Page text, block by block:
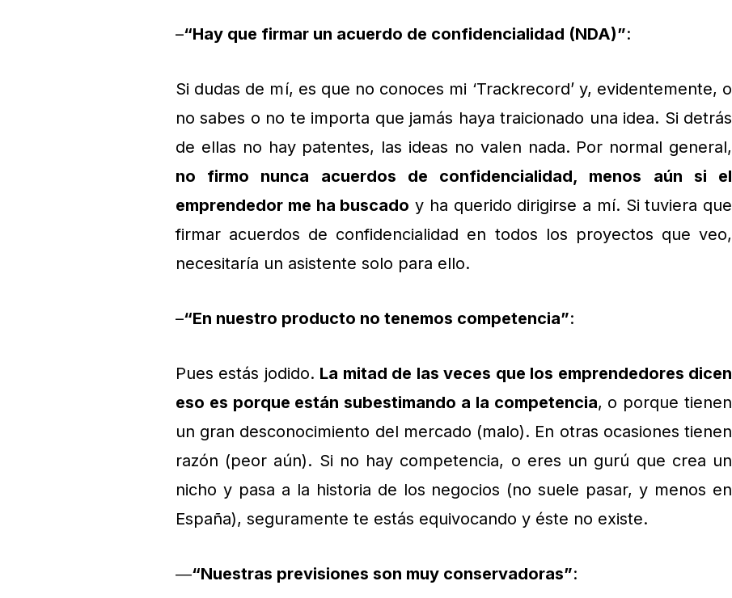
–“Hay que firmar un acuerdo de confidencialidad (NDA)”:
Si dudas de mí, es que no conoces mi ‘Trackrecord’ y, evidentemente, o
no sabes o no te importa que jamás haya traicionado una idea. Si detrás
de ellas no hay patentes, las ideas no valen nada. Por normal general,
no firmo nunca acuerdos de confidencialidad, menos aún si el
emprendedor me ha buscado y ha querido dirigirse a mí. Si tuviera que
firmar acuerdos de confidencialidad en todos los proyectos que veo,
necesitaría un asistente solo para ello.
–“En nuestro producto no tenemos competencia”:
Pues estás jodido. La mitad de las veces que los emprendedores dicen
eso es porque están subestimando a la competencia, o porque tienen
un gran desconocimiento del mercado (malo). En otras ocasiones tienen
razón (peor aún). Si no hay competencia, o eres un gurú que crea un
nicho y pasa a la historia de los negocios (no suele pasar, y menos en
España), seguramente te estás equivocando y éste no existe.
―“Nuestras previsiones son muy conservadoras”: